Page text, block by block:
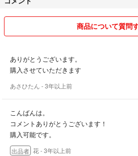
小さい子供がいて、仕事もしてますので、
必ずご連絡いたしますので、お待ちいただ
他で出品してる物もありますので、いいね
値下げ待ちの方も、コメントいただけたら
ご希望金額提示していただければ、スムー
います！
即購入もちろん可能ですが、上記ご理解い
いね。
商品について質問
ありがとうございます。
購入させていただきます
あさひたん - 3年以上前
こんばんは。
コメントありがとうございます！
購入可能です。
出品者 花- 3年以上前